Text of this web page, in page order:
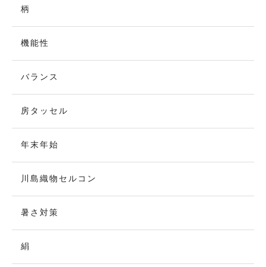
柄
機能性
バランス
房タッセル
年末年始
川島織物セルコン
暑さ対策
絹